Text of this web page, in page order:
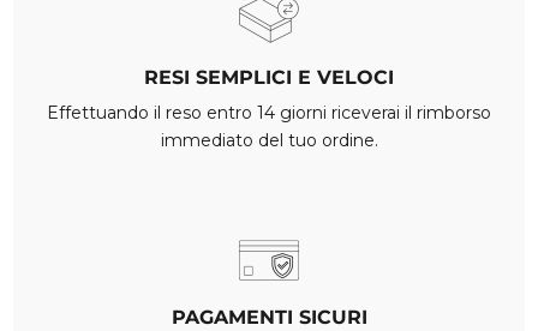
RESI SEMPLICI E VELOCI
Effettuando il reso entro 14 giorni riceverai il rimborso
immediato del tuo ordine.
PAGAMENTI SICURI